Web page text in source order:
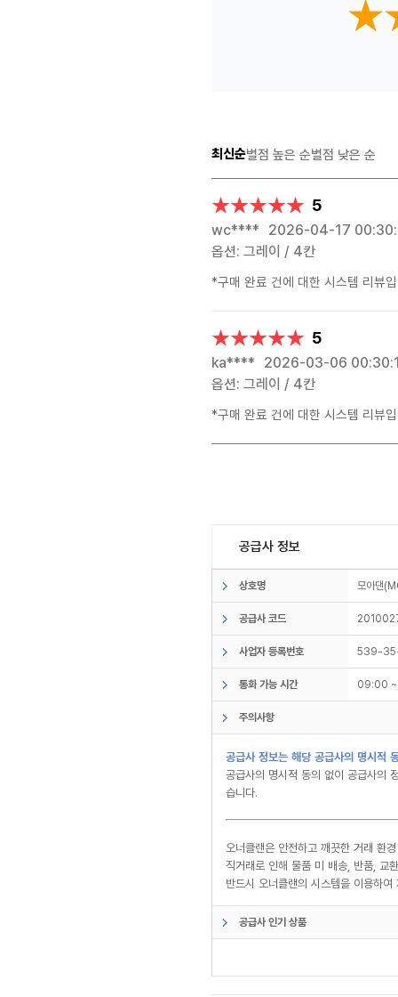
최신순별점 높은 순별점 낮은 순
★★★★★
★★★★★ 5
wc**** 2026-04-17
옵션: 그레이 / 4칸
*구매 완료 건에 대한 시스템 리뷰
★★★★★
★★★★★ 5
ka**** 2026-03-06
옵션: 그레이 / 4칸
*구매 완료 건에 대한 시스템 리뷰
공급사 정보
상호명 모아댄
공급사 코드
사업자 등록번호 539-
통화 가능 시간 09:00
주의사항
공급사 정보는 해당 공급사의 명시적
공급사의 명시적 동의 없이 공급사의
습니다.
오너클랜은 안전하고 깨끗한 거래 환
직거래로 인해 물품 미 배송, 반품, 교
반드시 오너클랜의 시스템을 이용하
공급사 인기 상품